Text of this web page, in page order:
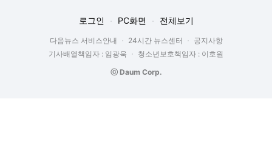
로그인 PC화면 전체보기
다음뉴스 서비스안내 24시간 뉴스센터
공지사항
기사배열책임자 : 임광욱
청소년보호책임자 : 이호원
ⓒ Daum Corp.